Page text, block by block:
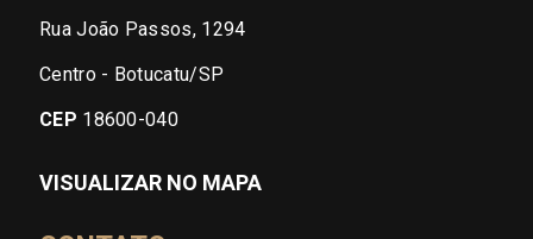
Rua João Passos, 1294
Centro - Botucatu/SP
CEP 18600-040
VISUALIZAR NO MAPA